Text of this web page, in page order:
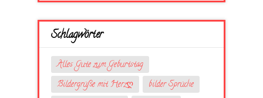
Schlagwörter
Alles Gute zum Geburtstag
Bildergrüße mit Herzღ
bilder Sprüche